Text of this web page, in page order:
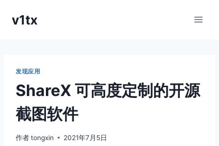
v1tx
发现应用
ShareX 可高度定制的开源
截图软件
作者tongxin 2021年7月5日